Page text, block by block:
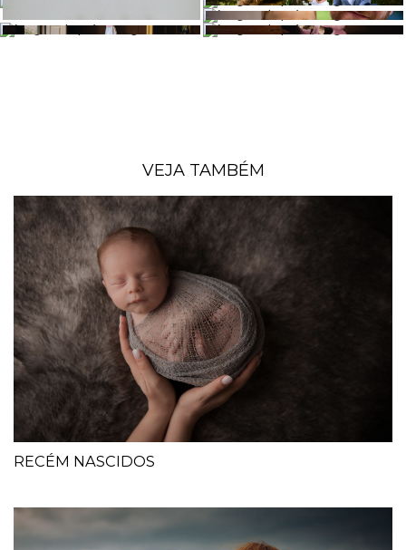
VEJA TAMBÉM
RECÉM NASCIDOS